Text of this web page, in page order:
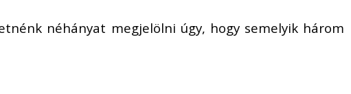
néhányat megjelölni úgy, hogy semelyik három